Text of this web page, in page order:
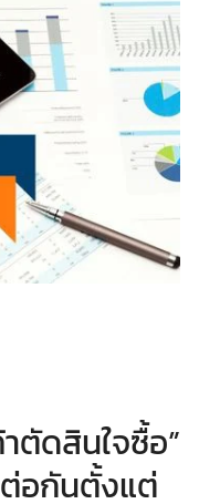
ตัดสินใจซื้อ”
อกันตั้งแต่